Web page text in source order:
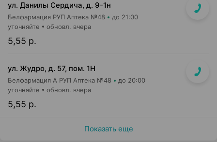
ул. Данилы Сердича, д. 9-1н
Белфармация РУП Аптека №48 до 21:00
5,55 р.
уточняйте обновл. вчера
ул. Жудро, д. 57, пом. 1Н
Белфармация А РУП Аптека №48 до 20:00
5,55 р.
уточняйте обновл. вчера
Показать еще